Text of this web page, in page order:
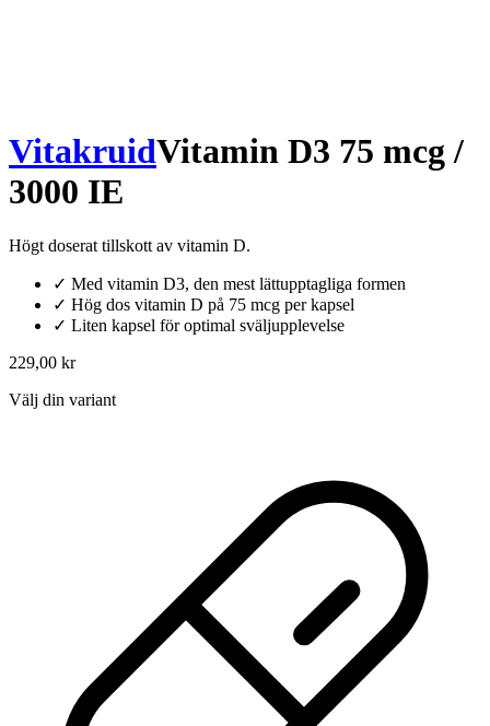
VitakruidVitamin D3 75 mcg /
3000 IE
Högt doserat tillskott av vitamin D.
✓ Med vitamin D3, den mest lättupptagliga formen
✓ Hög dos vitamin D på 75 mcg per kapsel
✓ Liten kapsel för optimal sväljupplevelse
229,00 kr
Välj din variant